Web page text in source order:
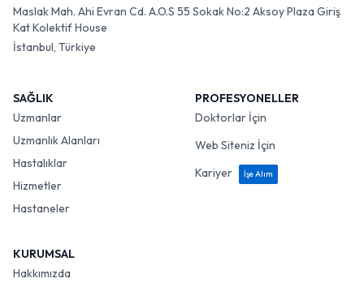
Maslak Mah. Ahi Evran Cd. A.O.S 55 Sokak No:2 Aksoy Plaza Giriş
Kat Kolektif House
İstanbul, Türkiye
SAĞLIK
Uzmanlar
Uzmanlık Alanları
Hastalıklar
Hizmetler
Hastaneler
PROFESYONELLER
Doktorlar İçin
Web Siteniz İçin
Kariyer
İşe Alım
KURUMSAL
Hakkımızda